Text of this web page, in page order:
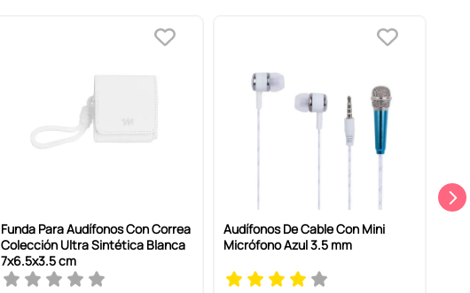
Funda Para Audífonos Con Correa
Colección Ultra Sintética Blanca
7x6.5x3.5 cm
Audífonos De Cable Con Mini
Micrófono Azul 3.5 mm